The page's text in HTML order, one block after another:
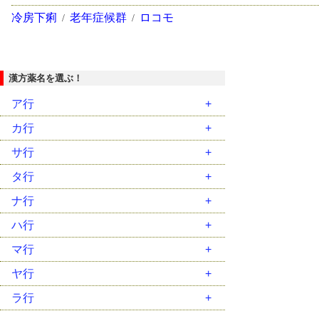
冷房下痢 老年症候群 ロコモ
漢方薬名を選ぶ！
ア行
安中散（ｱﾝﾁｭｳｻﾝ）
胃苓湯（ｲﾚｲﾄｳ）
茵蔯蒿湯（ｲﾝﾁﾝｺｳﾄｳ）
温経湯（ｳﾝｹｲﾄｳ）
温清飲（ｳﾝｾｲｲﾝ）
越婢加朮湯（ｴｯﾋﾟｶｼﾞｭﾂﾄｳ）
カ行
藿香正気散（ｶｯｺｳｼｮｳｷｻﾝ）
葛根湯（ｶｯｺﾝﾄｳ）
葛根湯加川芎辛夷（ｶｯｺﾝﾄｳｶｾﾝｷｭｳｼﾝｲ）
加味逍遙散（ｶﾐｼｮｳﾖｳｻﾝ）
帰脾湯（ｷﾋﾄｳ）
芎帰調血飲（ｷｭｳｷﾁｮｳｹﾂｲﾝ）
サ行
柴胡加竜骨牡蛎湯（ｻｲｺｶﾘｭｳｺﾂﾎﾞﾚｲﾄｳ）
柴胡桂枝乾姜湯（ｻｲｺｹｲｼｶﾝｷｮｳﾄｳ）
柴胡桂枝湯（ｻｲｺｹｲｼﾄｳ）
柴胡清肝湯（ｻｲｺｾｲｶﾝﾄｳ）
三黄瀉心湯（ｻﾝｵｳｼｬｼﾝﾄｳ）
滋陰降火湯（ｼﾞｲﾝｺｳｶﾄｳ）
タ行
大建中湯（ﾀﾞｲｹﾝﾁｭｳﾄｳ）
大柴胡湯（ﾀﾞｲｻｲｺﾄｳ）
大承気湯（ﾀﾞｲｼﾞｮｳｷﾄｳ）
竹筎温胆湯（ﾁｸｼﾞｮｳﾝﾀﾝﾄｳ）
調胃承気湯（ﾁｮｳｲｼﾞｮｳｷﾄｳ）
釣藤散（ﾁｮｳﾄｳｻﾝ）
ナ行
二陳湯（ﾆﾁﾝﾄｳ）
女神散（ﾆｮｼﾝｻﾝ）
人参湯（ﾆﾝｼﾞﾝﾄｳ）
人参養栄湯（ﾆﾝｼﾞﾝﾖｳｴｲﾄｳ）
ハ行
排膿散及湯（ﾊｲﾉｳｻﾝｷｭｳﾄｳ）
麦門冬湯（ﾊﾞｸﾓﾝﾄﾞｳﾄｳ）
八味地黄丸（ﾊﾁﾐｼﾞｵｳｶﾞﾝ）
半夏厚朴湯（ﾊﾝｹﾞｺｳﾎﾞｸﾄｳ）
マ行
麻黄湯（ﾏｵｳﾄｳ）
麻黄附子細辛湯（ﾏｵｳﾌﾞｼｻｲｼﾝﾄｳ）
ヤ行
抑肝散（ﾖｸｶﾝｻﾝ）
ラ行